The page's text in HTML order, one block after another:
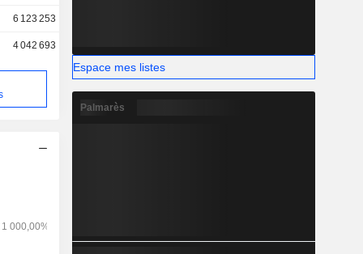
6 123 253
4 042 693
Espace mes listes
Palmarès